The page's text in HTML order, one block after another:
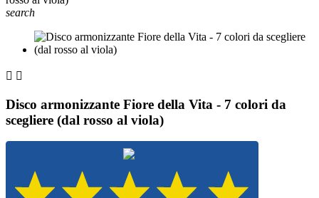
search
 
Disco armonizzante Fiore della Vita - 7 colori da
scegliere (dal rosso al viola)